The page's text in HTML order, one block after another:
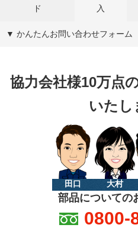
ド
入
▼ かんたんお問い合わせフォーム
協力会社様10万点
いたし
田口 大村
部品についての
0800-